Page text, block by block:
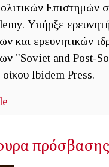
Επιστημών
Υπήρξε
και ερευνητικών
"Soviet and Post-
Ibidem Press.